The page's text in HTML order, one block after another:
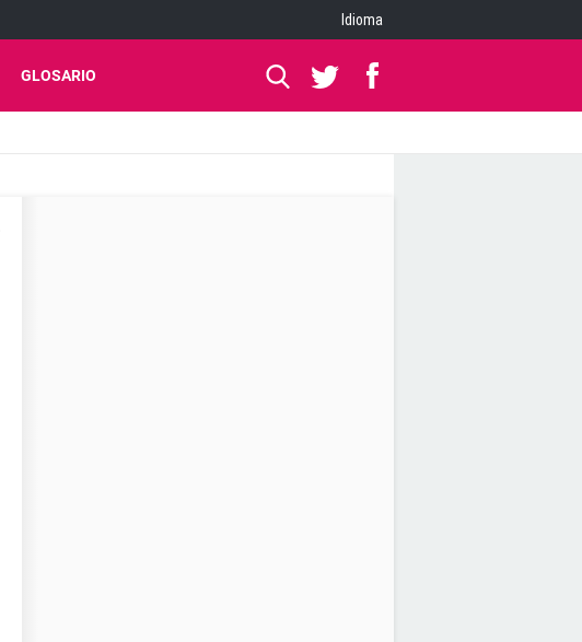
Idioma
GLOSARIO